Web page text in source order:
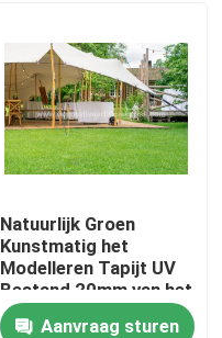
Natuurlijk Groen
Kunstmatig het
Modelleren Tapijt UV
Bestand 20mm van het
Grasgras
Aanvraag sturen